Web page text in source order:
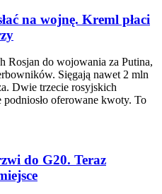
na wojnę. Kreml płaci
Rosjan do wojowania za Putina,
Sięgają nawet 2 mln
Dwie trzecie rosyjskich
oferowane kwoty. To
do G20. Teraz